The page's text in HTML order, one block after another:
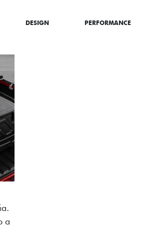
DESIGN PERFORMANCE
para qualquer desafio. O Pack
engate de reboque para até 3,5